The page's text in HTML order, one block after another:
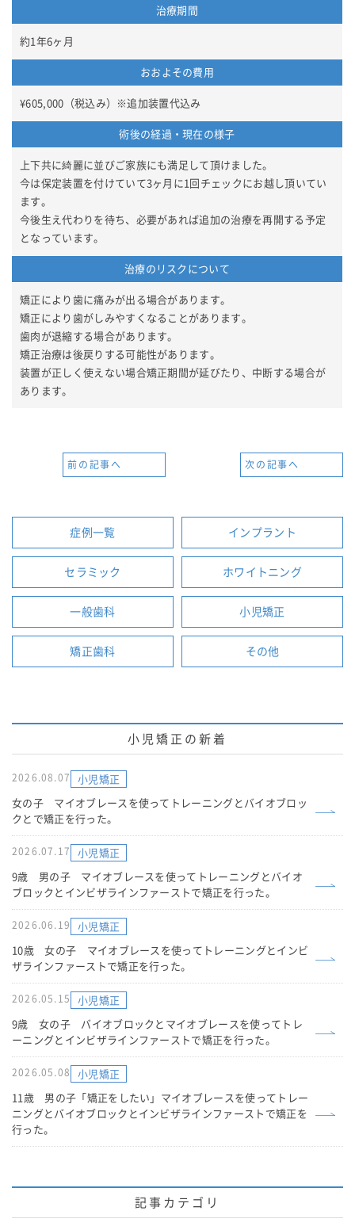
治療期間
約1年6ヶ月
おおよその費用
¥605,000（税込み）※追加装置代込み
術後の経過・現在の様子
上下共に綺麗に並びご家族にも満足して頂けました。
今は保定装置を付けていて3ヶ月に1回チェックにお越し頂いてい
ます。
今後生え代わりを待ち、必要があれば追加の治療を再開する予定
となっています。
治療のリスクについて
矯正により歯に痛みが出る場合があります。
矯正により歯がしみやすくなることがあります。
歯肉が退縮する場合があります。
矯正治療は後戻りする可能性があります。
装置が正しく使えない場合矯正期間が延びたり、中断する場合が
あります。
前の記事へ 次の記事へ
症例一覧 インプラント
セラミック ホワイトニング
一般歯科 小児矯正
矯正歯科 その他
小児矯正の新着
2026.08.07 小児矯正
女の子 マイオブレースを使ってトレーニングとバイオブロッ
クとで矯正を行った。
2026.07.17 小児矯正
9歳 男の子 マイオブレースを使ってトレーニングとバイオ
ブロックとインビザラインファーストで矯正を行った。
2026.06.19 小児矯正
10歳 女の子 マイオブレースを使ってトレーニングとインビ
ザラインファーストで矯正を行った。
2026.05.15 小児矯正
9歳 女の子 バイオブロックとマイオブレースを使ってトレ
ーニングとインビザラインファーストで矯正を行った。
2026.05.08 小児矯正
11歳 男の子「矯正をしたい」マイオブレースを使ってトレー
ニングとバイオブロックとインビザラインファーストで矯正を
行った。
記事カテゴリ